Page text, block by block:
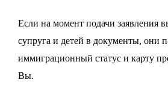
Если на момент подачи заявления
супруга и детей в документы, они
иммиграционный статус и карту
Вы.